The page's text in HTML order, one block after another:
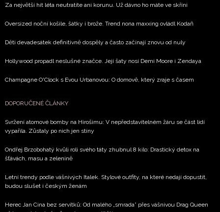
Za největší hit léta neutratíte ani korunu. Už dávno ho máte ve skříni
Oversized noční košile, šátky i brože. Trend nona maxxing ovládl Kodaň
Děti devadesátek definitivně dospěly a často začínají znovu od nuly
Hollywood propadl neslušné značce. Její šaty nosí Demi Moore i Zendaya
Champagne O'Clock s Evou Urbanovou: O domově, který zraje s časem
DOPORUČENÉ ČLÁNKY
Svržení atomové bomby na Hirošimu: V nepředstavitelném žáru se část lidí
vypařila. Zůstaly po nich jen stíny
Ondřej Brzobohatý kvůli roli svého táty zhubnul 8 kilo: Drastický detox na
šťávách, masu a zelenině
Letní trendy podle vášnivých Italek. Stylové outfity, na které nedají dopustit,
budou slušet i českým ženám
Herec Jan Cina bez servítků: Od malého „smrada” přes vášnivou Drag Queen